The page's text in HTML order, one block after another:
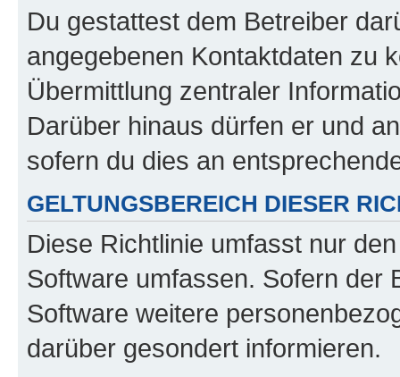
Du gestattest dem Betreiber
angegebenen Kontaktdaten zu
Übermittlung zentraler
Darüber hinaus dürfen er und
sofern du dies an
GELTUNGSBEREICH DIESER
Diese Richtlinie umfasst nur
Software umfassen. Sofern der
Software weitere
darüber gesondert informieren.